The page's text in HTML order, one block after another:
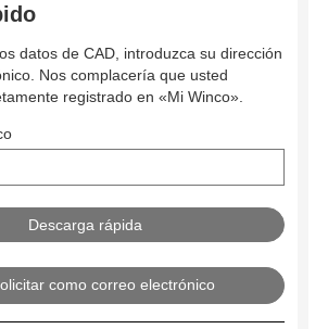
datos de CAD, introduzca su dirección
Nos complacería que usted
registrado en «Mi Winco».
como correo electrónico